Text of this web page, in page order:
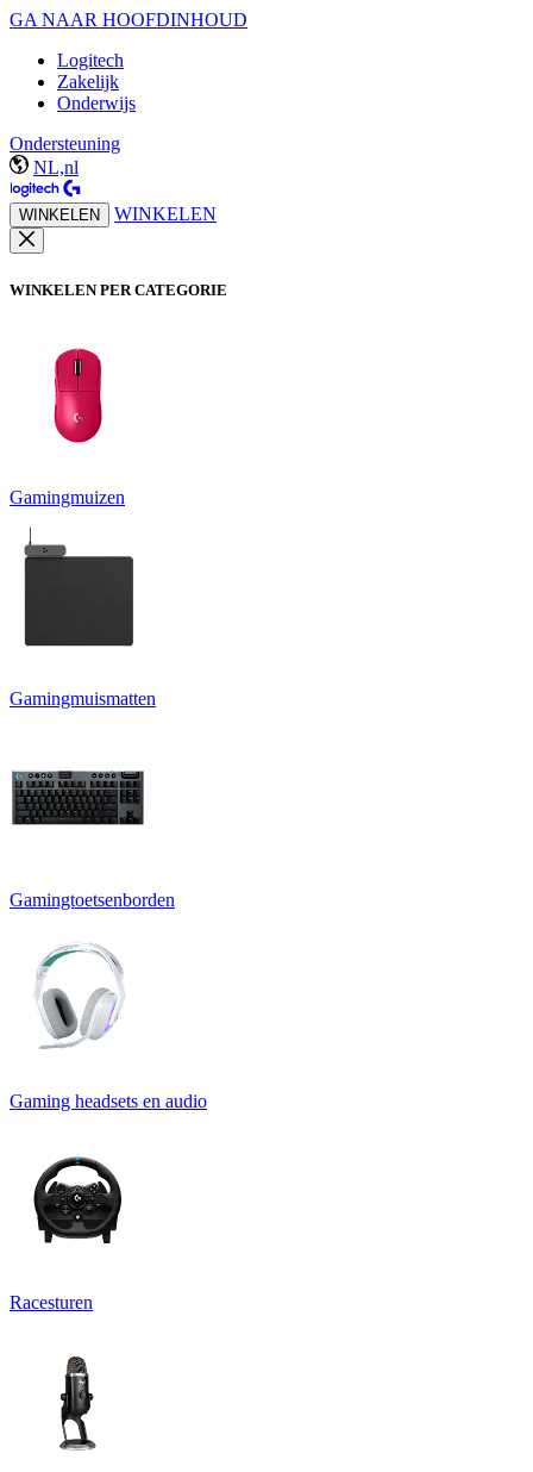
GA NAAR HOOFDINHOUD
Logitech
Zakelijk
Onderwijs
Ondersteuning
NL,nl
WINKELEN WINKELEN
WINKELEN PER CATEGORIE
Gamingmuizen
Gamingmuismatten
Gamingtoetsenborden
Gaming headsets en audio
Racesturen